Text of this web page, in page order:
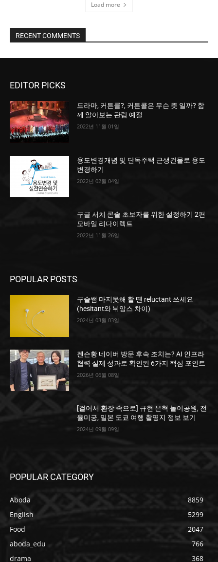
Load more
RECENT COMMENTS
EDITOR PICKS
드라마, 커튼콜?, 커튼콜은 무슨 뜻 일까? 함
께 알아보는 관람 예절
2022년 11월 01일
용도변경개념 및 단독주택 근생건물로 용도
변경하기
2022년 02월 04일
구글 서치 콘솔 초보자를 위한 설정하기 2편
모바일 리다이렉트
2022년 11월 26일
POPULAR POSTS
구슬쌤 마지못해 할 땐 reluctant 쓰세요
(hesitant와 뉘앙스 차이)
2024년 03월 03일
젠슨황 네이버 방문 후속 조치는? AI 인프라
협력 실제 성과로 확인된 6가지 핵심 포인트
2026년 06월 08일
[걸어서 환장 속으로] 규현 은혁 놀이공원, 전
율미궁, 일본 도쿄 여행 촬영지 정보 보기
2024년 09월 09일
POPULAR CATEGORY
Aboda
8859
English
5299
Food
2047
aboda_edu
766
drama
368